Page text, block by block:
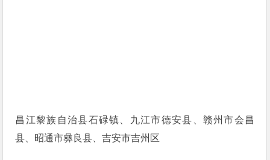
昌江黎族自治县石碌镇、九江市德安县、赣州市会昌
县、昭通市彝良县、吉安市吉州区